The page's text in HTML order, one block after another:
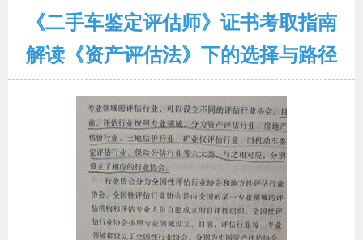
《二手车鉴定评估师》证书考取指南
解读《资产评估法》下的选择与路径